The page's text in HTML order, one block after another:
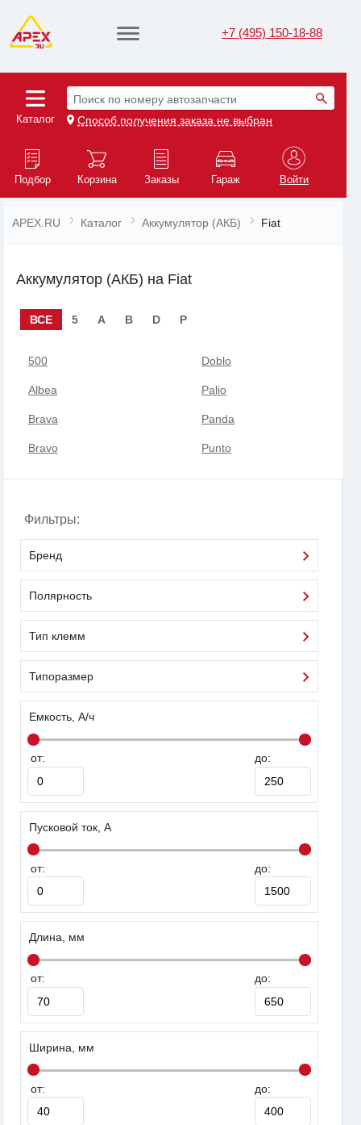
+7 (495) 150-18-88
Каталог
Поиск по номеру автозапчасти
Способ получения заказа не выбран
Подбор Корзина Заказы Гараж Войти
APEX.RU Каталог Аккумулятор (АКБ) Fiat
Аккумулятор (АКБ) на Fiat
ВСЕ 5 A B D P
500
Albea
Brava
Bravo
Doblo
Palio
Panda
Punto
Фильтры:
Бренд
Полярность
Тип клемм
Типоразмер
Емкость, А/ч
от: до:
Пусковой ток, А
от: до:
Длина, мм
от: до:
Ширина, мм
от: до: